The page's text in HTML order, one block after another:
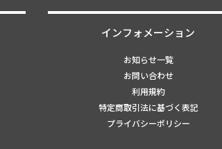
インフォメーション
お知らせ一覧
お問い合わせ
利用規約
特定商取引法に基づく表記
プライバシーポリシー